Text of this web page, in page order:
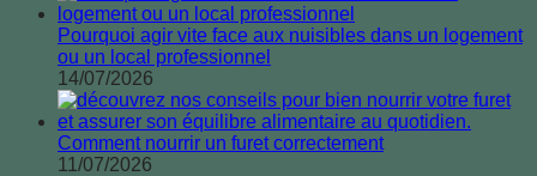
Pourquoi agir vite face aux nuisibles dans un logement
ou un local professionnel
14/07/2026
Comment nourrir un furet correctement
11/07/2026